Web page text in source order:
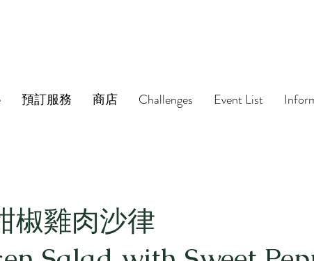
預訂服務 商店 Challenges Event List
椒雞肉沙律